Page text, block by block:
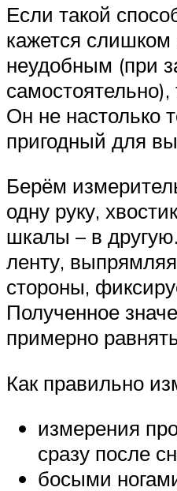
Если такой
кажется
неудобным (при
самостоятельно),
Он не настолько
пригодный для
Берём
одну руку,
шкалы – в
ленту,
стороны,
Полученное
примерно
Как правильно
измерения
сразу после
босыми